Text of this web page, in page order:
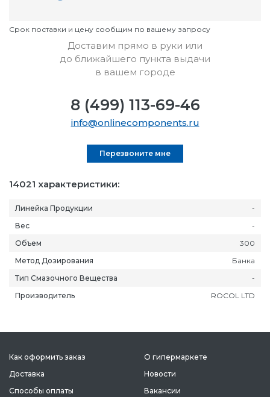
Cрок поставки и цену сообщим по вашему запросу
14021 характеристики:
Линейка Продукции
-
Вес
-
Объем
300
Метод Дозирования
Банка
Тип Смазочного Вещества
-
Производитель
ROCOL LTD
Доставим прямо в руки или
до ближайшего пункта выдачи
в вашем городе
8 (499) 113-69-46
info@onlinecomponents.ru
Перезвоните мне
Как оформить заказ
Доставка
Способы оплаты
О гипермаркете
Новости
Вакансии